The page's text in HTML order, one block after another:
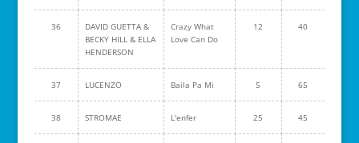
36
DAVID GUETTA &
BECKY HILL & ELLA
HENDERSON
Crazy What
Love Can Do
12 40
37 LUCENZO Baila Pa Mi 5 65
38 STROMAE L'enfer 25 45